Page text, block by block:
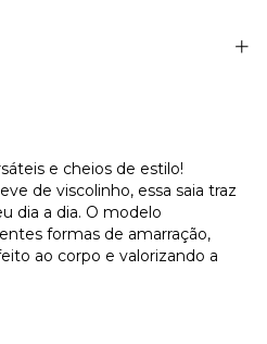
e cheios de estilo!
de viscolinho, essa saia traz
dia a dia. O modelo
formas de amarração,
ao corpo e valorizando a